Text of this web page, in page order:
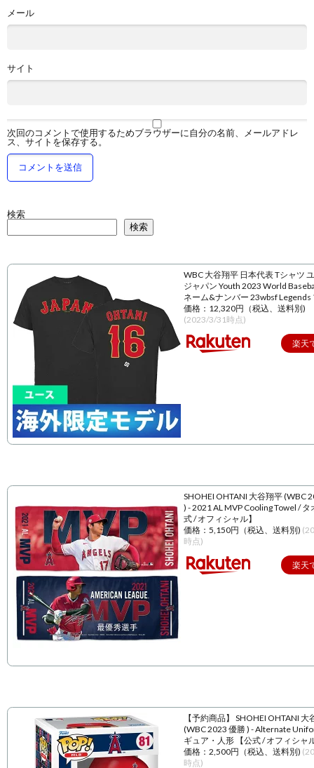
メール
サイト
次回のコメントで使用するためブラウザーに自分の名前、メールアドレ
ス、サイトを保存する。
検索
検索
WBC 大谷翔平 日本代表 Tシャツ
ジャパン Youth 2023 World
ネーム&ナンバー 23wbsf Legends
価格：12,320円（税込、送料別)
(2023/3/31時点)
楽天
SHOHEI OHTANI 大谷翔平 (WBC
) - 2021 AL MVP Cooling Towel / タ
式 / オフィシャル】
価格：5,150円（税込、送料別)
時点)
楽天
【予約商品】 SHOHEI OHTANI 大
(WBC 2023 優勝 ) - Alternate
ギュア・人形 【公式 / オフィシャ
価格：2,500円（税込、送料別)
時点)